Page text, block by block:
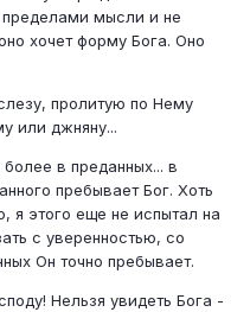
пределами мысли и не
хочет форму Бога. Оно
пролитую по Нему
или джняну...
в преданных... в
пребывает Бог. Хоть
я этого еще не испытал на
с уверенностью, со
Он точно пребывает.
Нельзя увидеть Бога -